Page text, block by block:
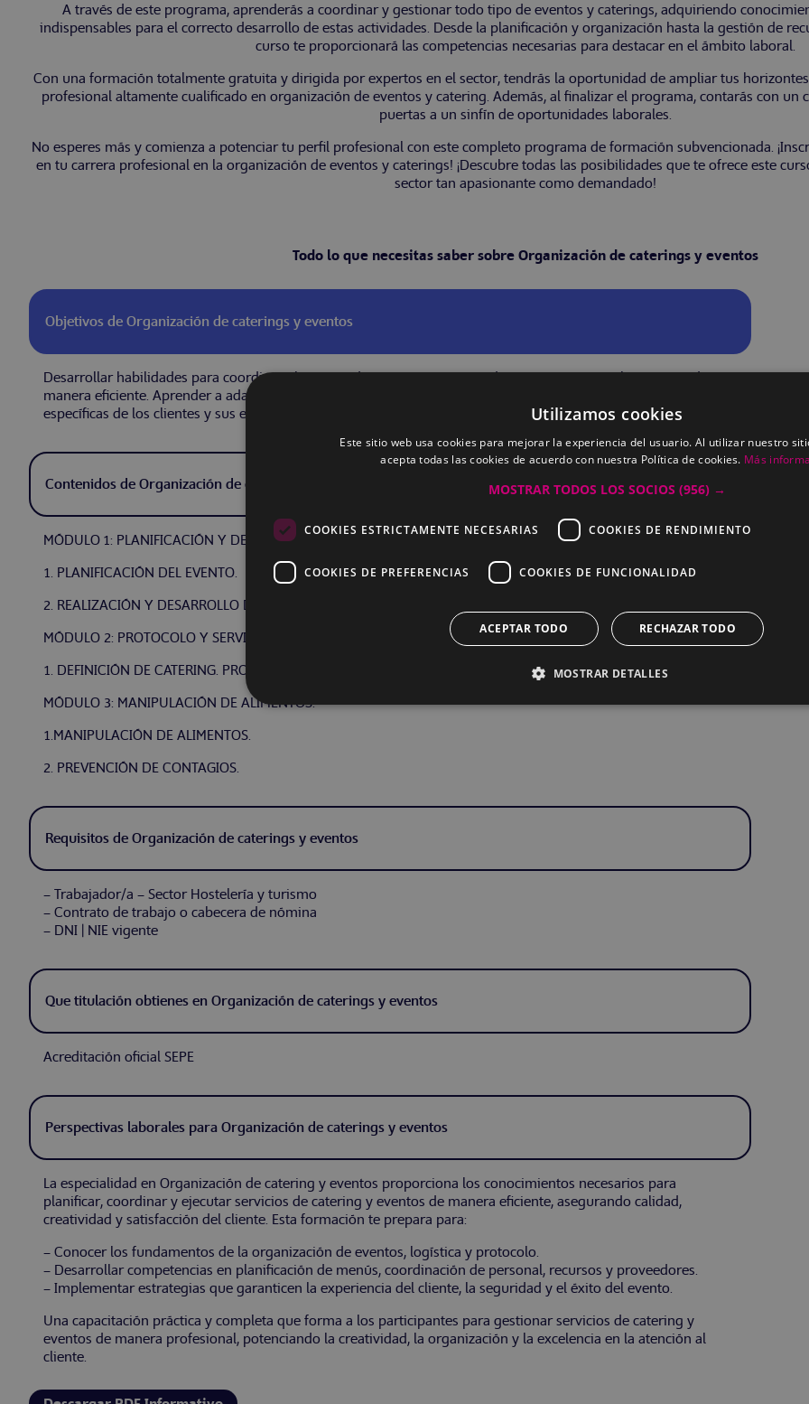
A través de este programa, aprenderás a coordinar y gestionar todo tipo de eventos y caterings, adquiriendo
indispensables para el correcto desarrollo de estas actividades. Desde la planificación y organización hasta la gestión de
curso te proporcionará las competencias necesarias para destacar en el ámbito laboral.
Con una formación totalmente gratuita y dirigida por expertos en el sector, tendrás la oportunidad de ampliar tus
profesional altamente cualificado en organización de eventos y catering. Además, al finalizar el programa, contarás con un
puertas a un sinfín de oportunidades laborales.
No esperes más y comienza a potenciar tu perfil profesional con este completo programa de formación subvencionada.
en tu carrera profesional en la organización de eventos y caterings! ¡Descubre todas las posibilidades que te ofrece este
sector tan apasionante como demandado!
Todo lo que necesitas saber sobre Organización de caterings y eventos
Objetivos de Organización de caterings y eventos
Desarrollar habilidades para coordinar el servicio de catering, gestionando recursos, personal y tiempos de
manera eficiente. Aprender a adaptar el catering a diferentes tipos de eventos, considerando las necesidades
específicas de los clientes y sus expectativas.
Contenidos de Organización de caterings y eventos
MÓDULO 1: PLANIFICACIÓN Y DESARROLLO DEL EVENTO.
1. PLANIFICACIÓN DEL EVENTO.
2. REALIZACIÓN Y DESARROLLO DEL EVENTO.
MÓDULO 2: PROTOCOLO Y SERVICIO DE CATERING.
1. DEFINICIÓN DE CATERING. PROTOCOLO Y SERVICIO.
MÓDULO 3: MANIPULACIÓN DE ALIMENTOS.
1.MANIPULACIÓN DE ALIMENTOS.
2. PREVENCIÓN DE CONTAGIOS.
Requisitos de Organización de caterings y eventos
– Trabajador/a – Sector Hostelería y turismo
– Contrato de trabajo o cabecera de nómina
– DNI | NIE vigente
Que titulación obtienes en Organización de caterings y eventos
Acreditación oficial SEPE
Perspectivas laborales para Organización de caterings y eventos
La especialidad en Organización de catering y eventos proporciona los conocimientos necesarios para
planificar, coordinar y ejecutar servicios de catering y eventos de manera eficiente, asegurando calidad,
creatividad y satisfacción del cliente. Esta formación te prepara para:
– Conocer los fundamentos de la organización de eventos, logística y protocolo.
– Desarrollar competencias en planificación de menús, coordinación de personal, recursos y proveedores.
– Implementar estrategias que garanticen la experiencia del cliente, la seguridad y el éxito del evento.
Una capacitación práctica y completa que forma a los participantes para gestionar servicios de catering y
eventos de manera profesional, potenciando la creatividad, la organización y la excelencia en la atención al
cliente.
Utilizamos cookies
Este sitio web usa cookies para mejorar la experiencia del usuario. Al utilizar nuestro
acepta todas las cookies de acuerdo con nuestra Política de cookies. Más
MOSTRAR TODOS LOS SOCIOS (956) →
COOKIES ESTRICTAMENTE NECESARIAS COOKIES DE RENDIMIENTO
COOKIES DE PREFERENCIAS COOKIES DE FUNCIONALIDAD
ACEPTAR TODO RECHAZAR TODO
MOSTRAR DETALLES